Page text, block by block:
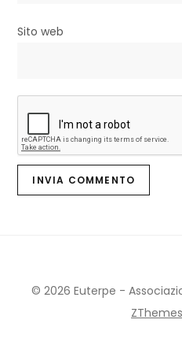
Sito web
© 2026 Euterpe -